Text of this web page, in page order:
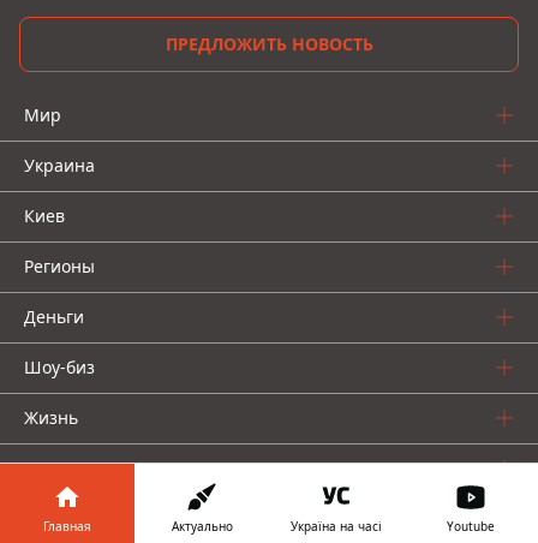
ПРЕДЛОЖИТЬ НОВОСТЬ
Мир
Украина
Киев
Регионы
Деньги
Шоу-биз
Жизнь
О нас
Главная Актуально Україна на часі Youtube